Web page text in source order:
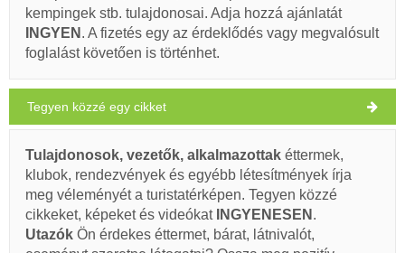
30°C
clear sky
Szélsebesség: 2.65 km/h
péntek,
2026. 08. 07. 32°C clear sky
szombat,
2026. 08. 08. 32°C clear sky
Ivan Nane (Holiday-Link.Com)
Kell látogatni(/)
MUTASSA MEG A TÉRKÉPEN.
OLVASSON TÖBBET / SZÓLJON HOZZÁ
Veli Zagradac (Strand) Nerezisca
kempingek stb. tulajdonosai. Adja hozzá ajánlatát
INGYEN . A fizetés egy az érdeklődés vagy megvalósult
foglalást követően is történhet.
Tegyen közzé egy cikket
Tulajdonosok, vezetők, alkalmazottak éttermek,
klubok, rendezvények és egyébb létesítmények írja
meg véleményét a turistatérképen. Tegyen közzé
cikkeket, képeket és videókat INGYENESEN .
Utazók Ön érdekes éttermet, bárat, látnivalót,